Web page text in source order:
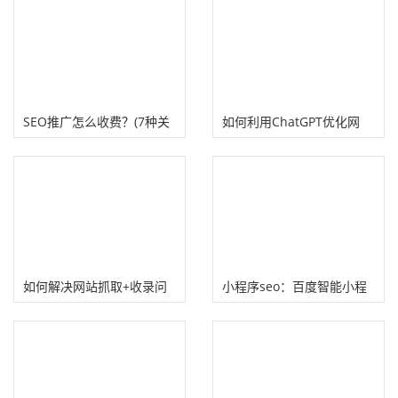
SEO推广怎么收费？(7种关
键词排名优化收费模式）
如何利用ChatGPT优化网
站？（提高网站谷歌搜索排
如何解决网站抓取+收录问
题？分析网站蜘蛛日志打造
小程序seo：百度智能小程
序seo技巧